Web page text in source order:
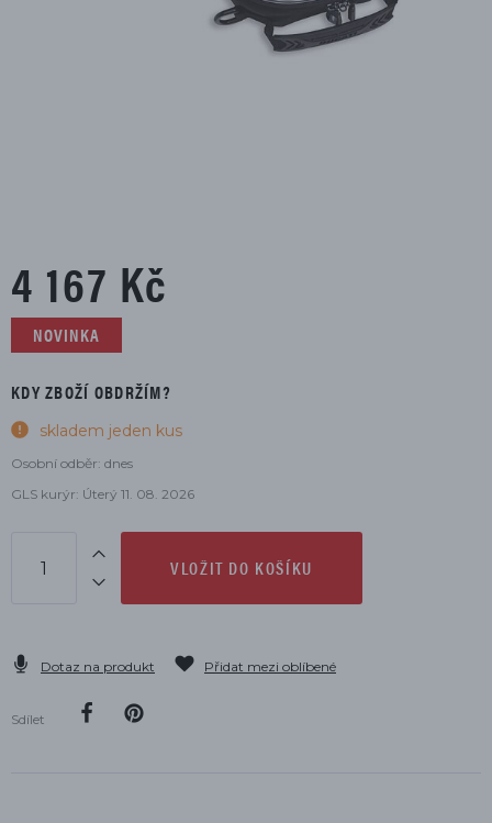
4 167 Kč
NOVINKA
KDY ZBOŽÍ OBDRŽÍM?
skladem jeden kus
Osobní odběr: dnes
GLS kurýr: Úterý 11. 08. 2026
VLOŽIT DO KOŠÍKU
Dotaz na produkt Přidat mezi oblíbené
Sdílet